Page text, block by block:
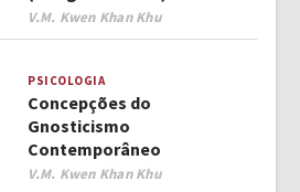
Author
V.M. Kwen Khan Khu
PSICOLOGIA
Concepções do
Gnosticismo
Contemporâneo
Author
V.M. Kwen Khan Khu